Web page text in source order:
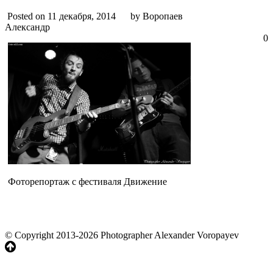
Posted on 11 декабря, 2014
by Воропаев
Александр
0
Фоторепортаж с фестиваля Движение
© Copyright 2013-2026 Photographer Alexander Voropayev